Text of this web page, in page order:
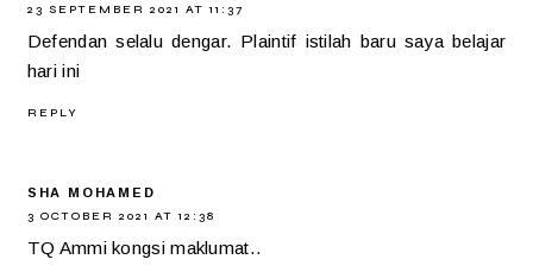
23 SEPTEMBER 2021 AT 11:37
Defendan selalu dengar. Plaintif istilah baru saya belajar
hari ini
REPLY
SHA MOHAMED
3 OCTOBER 2021 AT 12:38
TQ Ammi kongsi maklumat..